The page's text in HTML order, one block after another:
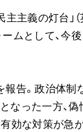
主義の灯台」（
ムとして、今
報告。政治体制
なった一方、偽
効な対策が急